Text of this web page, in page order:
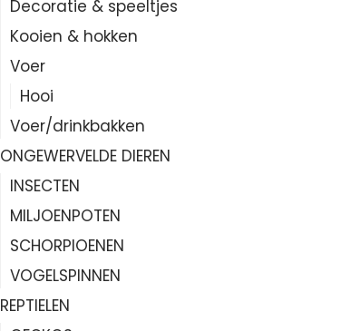
Decoratie & speeltjes
Kooien & hokken
Voer
Hooi
Voer/drinkbakken
ONGEWERVELDE DIEREN
INSECTEN
MILJOENPOTEN
SCHORPIOENEN
VOGELSPINNEN
REPTIELEN